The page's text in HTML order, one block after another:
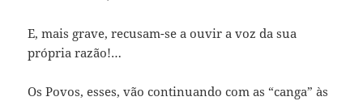
E, mais grave, recusam-se a ouvir a voz da sua
própria razão!…
Os Povos, esses, vão continuando com as “canga” às